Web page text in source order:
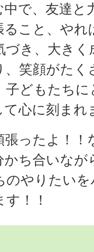
で、友達と
ること、や
づき、大きく
、笑顔がたく
子どもたち
心に刻まれ
張ったよ！！
かち合いなが
のやりたい
！！